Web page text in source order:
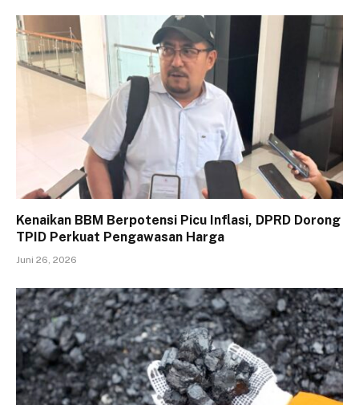
Kenaikan BBM Berpotensi Picu Inflasi, DPRD Dorong
TPID Perkuat Pengawasan Harga
Juni 26, 2026